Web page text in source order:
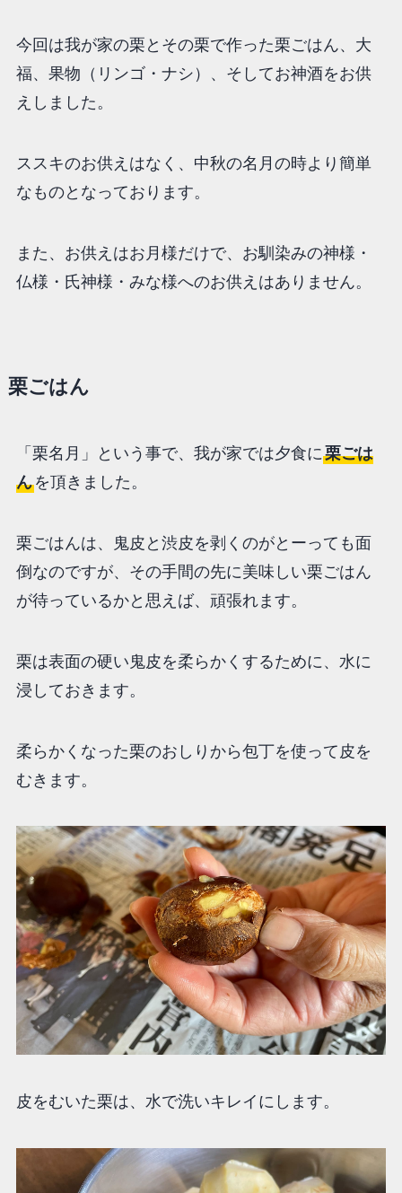
今回は我が家の栗とその栗で作った栗ごはん、大
福、果物（リンゴ・ナシ）、そしてお神酒をお供
えしました。
ススキのお供えはなく、中秋の名月の時より簡単
なものとなっております。
また、お供えはお月様だけで、お馴染みの神様・
仏様・氏神様・みな様へのお供えはありません。
栗ごはん
「栗名月」という事で、我が家では夕食に栗ごは
んを頂きました。
栗ごはんは、鬼皮と渋皮を剥くのがとーっても面
倒なのですが、その手間の先に美味しい栗ごはん
が待っているかと思えば、頑張れます。
栗は表面の硬い鬼皮を柔らかくするために、水に
浸しておきます。
柔らかくなった栗のおしりから包丁を使って皮を
むきます。
皮をむいた栗は、水で洗いキレイにします。